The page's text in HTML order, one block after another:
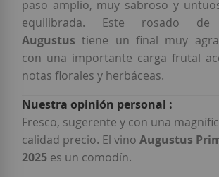
paso amplio, muy sabroso y
equilibrada. Este rosado
Augustus tiene un final muy
con una importante carga frutal
notas florales y herbáceas.
Fresco, sugerente y con una
calidad precio. El vino Augustus
2025 es un comodín.